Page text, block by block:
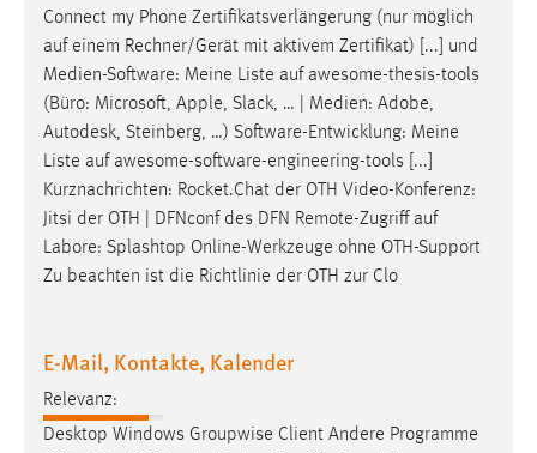
Connect my Phone Zertifikatsverlängerung (nur möglich
aufeinem Rechner/Gerät mit aktivem Zertifikat) [...] und
Medien-Software: Meine Liste aufawesome-thesis-tools
(Büro: Microsoft, Apple, Slack, … | Medien: Adobe,
Autodesk, Steinberg, …) Software-Entwicklung: Meine
Liste aufawesome-software-engineering-tools [...]
Kurznachrichten: Rocket.Chat der OTH Video-Konferenz:
Jitsi der OTH | DFNconf des DFN Remote-Zugriffauf
Labore: Splashtop Online-Werkzeuge ohne OTH-Support
Zu beachten ist die Richtlinie der OTH zur Clo
E-Mail, Kontakte, Kalender
Relevanz:
Desktop Windows Groupwise Client Andere Programme
Zweck:
Für performante Seitenauslieferung wird in diesem Cookie
gespeichert, ob man eingeloggt ist.
Sprachpräferenz
Name:
site-language-preference
Zweck:
30 Tage
Chat